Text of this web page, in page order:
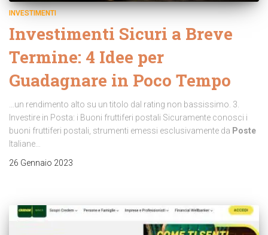
INVESTIMENTI
Investimenti Sicuri a Breve
Termine: 4 Idee per
Guadagnare in Poco Tempo
…un rendimento alto su un titolo dal rating non bassissimo. 3.
Investire in Posta: i Buoni fruttiferi postali Sicuramente conosci i
buoni fruttiferi postali, strumenti emessi esclusivamente da Poste
Italiane…
26 Gennaio 2023